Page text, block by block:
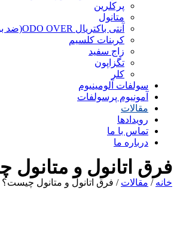
پرکلرین
متانول
آنتی باکتریال ODO OVER(ضد بو)
کربنات کلسیم
زاج سفید
تگزاپون
کلر
سولفات آلومینیوم
آمونیوم پرسولفات
مقالات
رویدادها
تماس با ما
درباره ما
فرق اتانول و
خانه / مقالات / فرق اتانول و متانول چیست؟